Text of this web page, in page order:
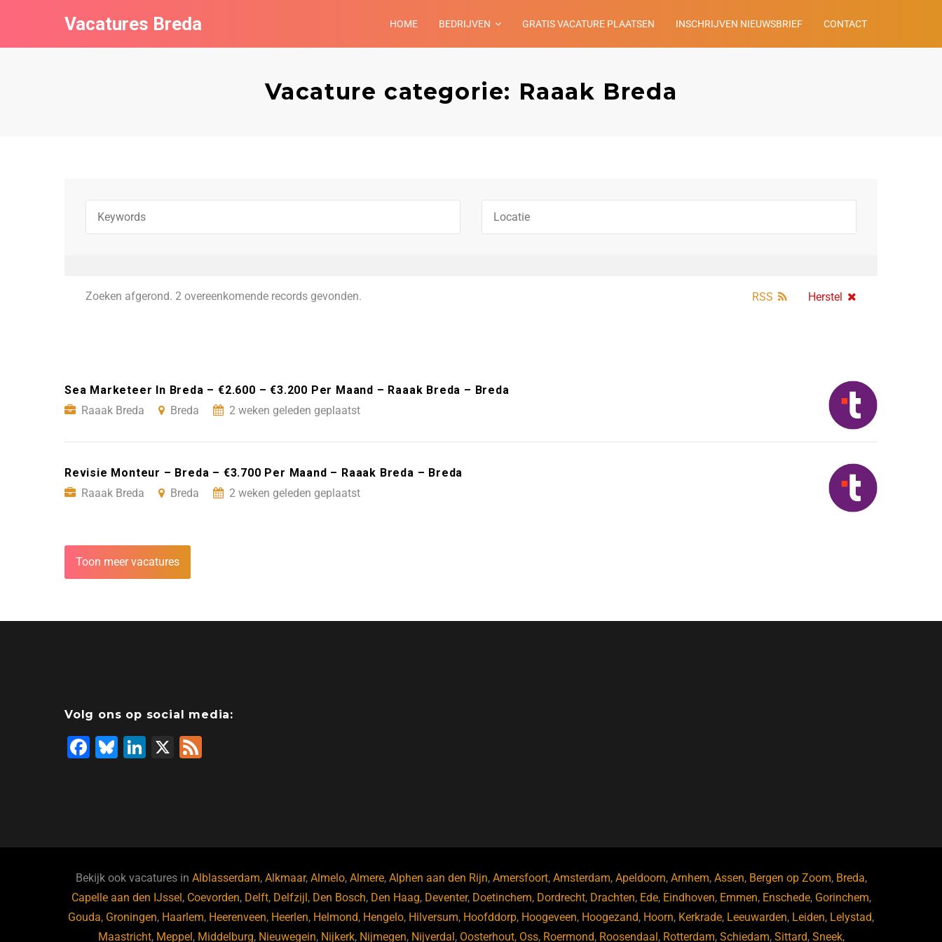
Vacatures Breda HOME BEDRIJVEN GRATIS VACATURE PLAATSEN INSCHRIJVEN NIEUWSBRIEF CONTACT
Vacature categorie: Raaak Breda
Zoeken afgerond. 2 overeenkomende records gevonden. Herstel
RSS
Sea Marketeer In Breda – €2.600 – €3.200 Per Maand – Raaak Breda – Breda
Raaak Breda
Breda 2 weken geleden geplaatst
Revisie Monteur – Breda – €3.700 Per Maand – Raaak Breda – Breda
Raaak Breda
Breda 2 weken geleden geplaatst
Toon meer vacatures
Volg ons op social media:
F
o
k
Bl
Li
X
Bekijk ook vacatures in Alblasserdam, Alkmaar, Almelo, Almere, Alphen aan den Rijn, Amersfoort, Amsterdam, Apeldoorn, Arnhem, Assen, Bergen op Zoom, Breda,
Capelle aan den IJssel , Coevorden, Delft, Delfzijl , Den Bosch, Den Haag, Deventer, Doetinchem, Dordrecht, Drachten, Ede, Eindhoven, Emmen, Enschede, Gorinchem,
Gouda, Groningen, Haarlem, Heerenveen, Heerlen, Helmond, Hengelo, Hilversum, Hoofddorp, Hoogeveen, Hoogezand, Hoorn, Kerkrade, Leeuwarden, Leiden, Lelystad,
Maastricht, Meppel , Middelburg, Nieuwegein, Nijkerk, Nijmegen, Nijverdal , Oosterhout, Oss, Roermond, Roosendaal , Rotterdam, Schiedam, Sittard, Sneek,